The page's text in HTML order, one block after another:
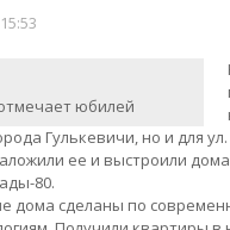
юбилей
Гулькевичи, но и для ул.
ее и выстроили дома
80.
дома сделаны по